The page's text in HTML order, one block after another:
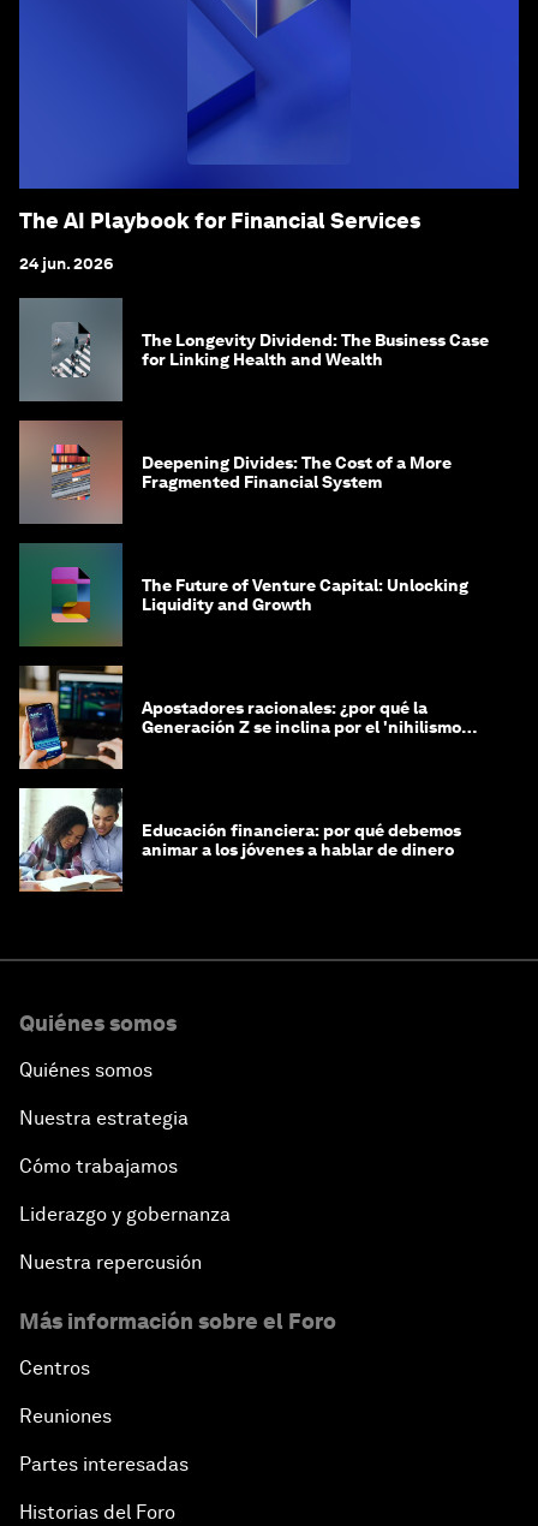
The AI Playbook for Financial Services
24 jun. 2026
The Longevity Dividend: The Business Case
for Linking Health and Wealth
Deepening Divides: The Cost of a More
Fragmented Financial System
The Future of Venture Capital: Unlocking
Liquidity and Growth
Apostadores racionales: ¿por qué la
Generación Z se inclina por el 'nihilismo
Educación financiera: por qué debemos
animar a los jóvenes a hablar de dinero
Quiénes somos
Quiénes somos
Nuestra estrategia
Cómo trabajamos
Liderazgo y gobernanza
Nuestra repercusión
Más información sobre el Foro
Centros
Reuniones
Partes interesadas
Historias del Foro